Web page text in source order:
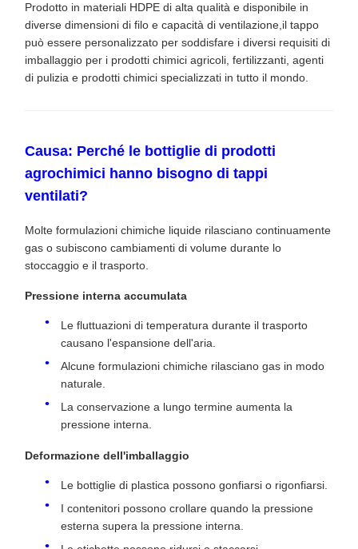
Prodotto in materiali HDPE di alta qualità e disponibile in
diverse dimensioni di filo e capacità di ventilazione,il tappo
può essere personalizzato per soddisfare i diversi requisiti di
imballaggio per i prodotti chimici agricoli, fertilizzanti, agenti
di pulizia e prodotti chimici specializzati in tutto il mondo.
Causa: Perché le bottiglie di prodotti
agrochimici hanno bisogno di tappi
ventilati?
Molte formulazioni chimiche liquide rilasciano continuamente
gas o subiscono cambiamenti di volume durante lo
stoccaggio e il trasporto.
Pressione interna accumulata
Le fluttuazioni di temperatura durante il trasporto
causano l'espansione dell'aria.
Alcune formulazioni chimiche rilasciano gas in modo
naturale.
La conservazione a lungo termine aumenta la
pressione interna.
Deformazione dell'imballaggio
Le bottiglie di plastica possono gonfiarsi o rigonfiarsi.
I contenitori possono crollare quando la pressione
esterna supera la pressione interna.